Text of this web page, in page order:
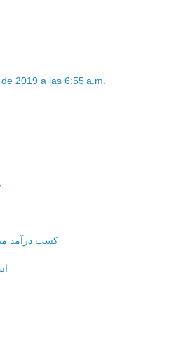
2019 a las 6:55 a.m.
کسب درآمد